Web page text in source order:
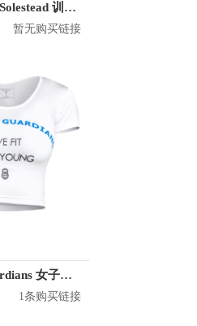
Reebok/锐步 Solestead 训练鞋
暂无购买链接
Monster Guardians 女子运动健身露脐紧身衣
1条购买链接